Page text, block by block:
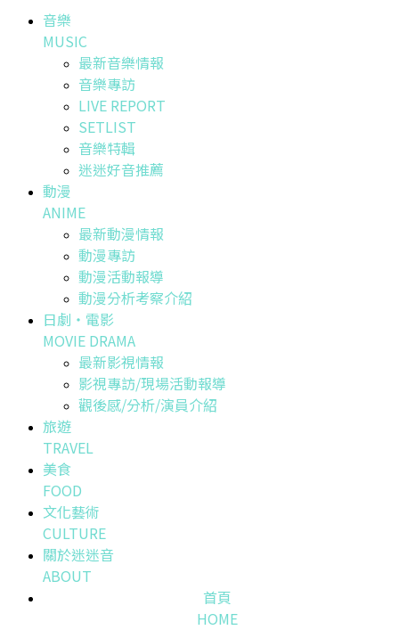
音樂
MUSIC
最新音樂情報
音樂專訪
LIVE REPORT
SETLIST
音樂特輯
迷迷好音推薦
動漫
ANIME
最新動漫情報
動漫專訪
動漫活動報導
動漫分析考察介紹
日劇・電影
MOVIE DRAMA
最新影視情報
影視專訪/現場活動報導
觀後感/分析/演員介紹
旅遊
TRAVEL
美食
FOOD
文化藝術
CULTURE
關於迷迷音
ABOUT
首頁
HOME